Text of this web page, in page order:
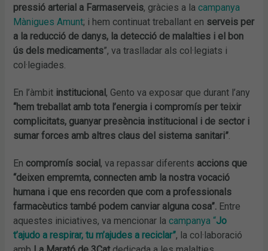
pressió arterial a Farmaserveis, gràcies a lacampanya
Mànigues Amunt; i hem continuat treballant en serveis per
a la reducció de danys, la detecció de malalties i el bon
ús dels medicaments”, va traslladar als col·legiats i
col·legiades.
En l’àmbit institucional, Gento va exposar que durant l’any
“hem treballat amb tota l’energia i compromís per teixir
complicitats, guanyar presència institucional i de sector i
sumar forces amb altres claus del sistema sanitari”.
En compromís social, va repassar diferents accions que
“deixen empremta, connecten amb la nostra vocació
humana i que ens recorden que com a professionals
farmacèutics també podem canviar alguna cosa”. Entre
aquestes iniciatives, va mencionar lacampanya “Jo
t’ajudo a respirar, tu m’ajudes a reciclar”, la col·laboració